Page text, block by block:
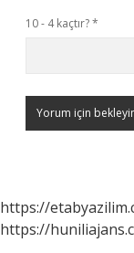
10 - 4 kaçtır?*
https://
https://